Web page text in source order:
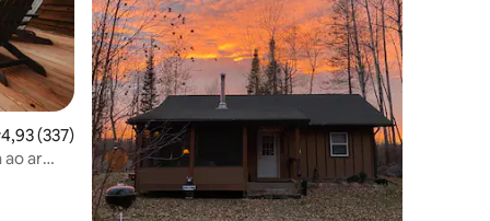
de uma avaliação média de 5, 337 avaliações
4,93 (337)
ao ar